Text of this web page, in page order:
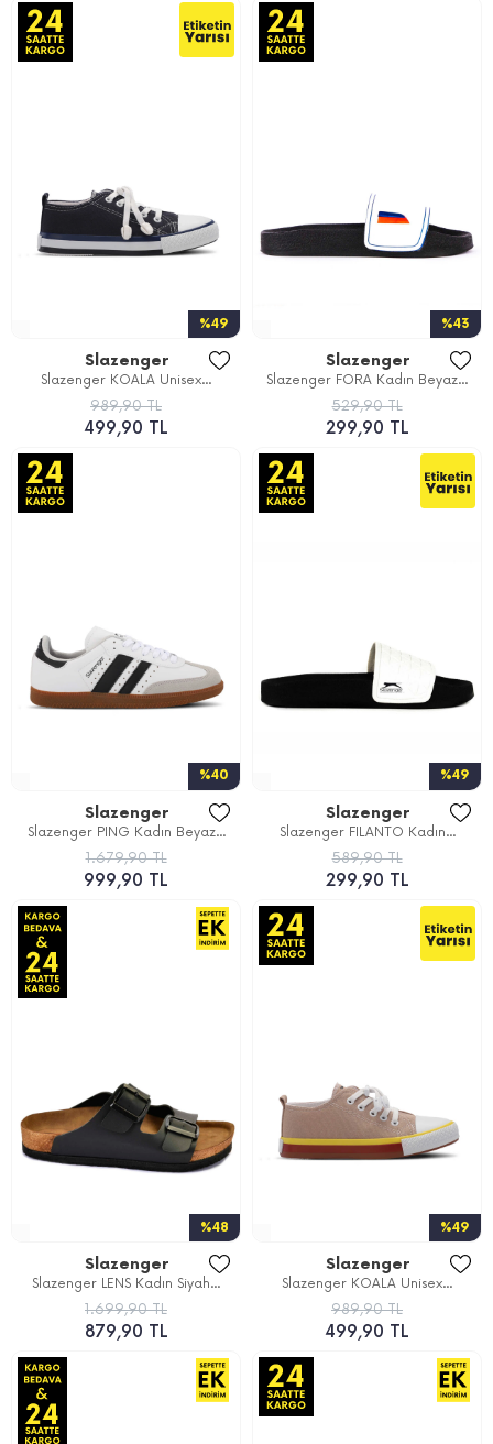
%49
Slazenger
Slazenger KOALA Unisex...
989,90 TL
499,90 TL
%43
Slazenger
Slazenger FORA Kadın Beyaz...
529,90 TL
299,90 TL
%40
Slazenger
Slazenger PING Kadın Beyaz...
1.679,90 TL
999,90 TL
%49
Slazenger
Slazenger FILANTO Kadın...
589,90 TL
299,90 TL
%48
Slazenger
Slazenger LENS Kadın Siyah...
1.699,90 TL
879,90 TL
%49
Slazenger
Slazenger KOALA Unisex...
989,90 TL
499,90 TL